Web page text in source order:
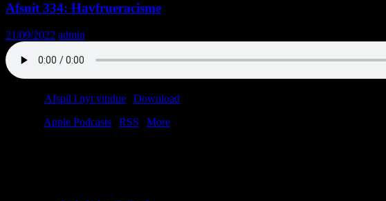
Afsnit 334: Havfrueracisme
21/09/2022 admin
Afspil i nyt vindue Download
Apple Podcasts RSS
More